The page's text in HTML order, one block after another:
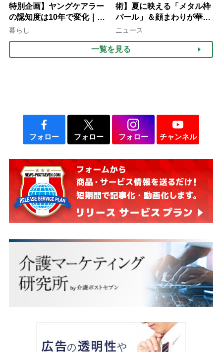
特別企画】ヤングケアラー
の認知度は10年で変化｜流
行語大賞にノミネート、法
暮らし
術】夏に映える「メタル枠
パール」＆顔まわりが華や
ぐ「揺れる一粒」の使い分
ニュース
一覧を見る
フォロー フォロー フォロー チャンネル